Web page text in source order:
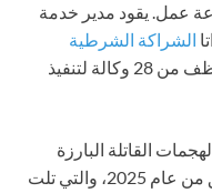
مجموعة عمل. يقود مدير خدمة
الشراكة الشرطية
لمجموعة العمل التي تجمع 3,100 موظف من 28 وكالة لتنفيذ
القاتلة البارزة
التي حدثت في المدينة في وقت سابق من عام 2025، والتي تلت